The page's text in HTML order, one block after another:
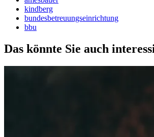
kindberg
bundesbetreuungseinrichtung
bbu
Das könnte Sie auch